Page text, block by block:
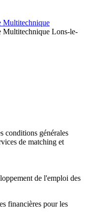
Multitechnique
Multitechnique Lons-le-
conditions générales
de matching et
de l'emploi des
financières pour les